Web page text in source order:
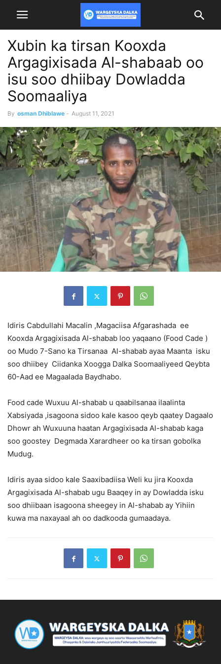
Xubin ka tirsan Kooxda
Argagixisada Al-shabaab oo
isu soo dhiibay Dowladda
Soomaaliya
By osman Dhiblawe - August 11, 2021
Idiris Cabdullahi Macalin ,Magaciisa Afgarashada ee
Kooxda Argagixisada Al-shabab loo yaqaano (Food Cade )
oo Mudo 7-Sano ka Tirsanaa Al-shabab ayaa Maanta isku
soo dhiibey Ciidanka Xoogga Dalka Soomaaliyeed Qeybta
60-Aad ee Magaalada Baydhabo.
Food cade Wuxuu Al-shabab u qaabilsanaa ilaalinta
Xabsiyada ,isagoona sidoo kale kasoo qeyb qaatey Dagaalo
Dhowr ah Wuxuuna haatan Argagixisada Al-shabab kaga
soo goostey Degmada Xarardheer oo ka tirsan gobolka
Mudug.
Idiris ayaa sidoo kale Saaxibadiisa Weli ku jira Kooxda
Argagixisada Al-shabab ugu Baaqey in ay Dowladda isku
soo dhiibaan isagoona sheegey in Al-shabab ay Yihiin
kuwa ma naxayaal ah oo dadkooda gumaadaya.